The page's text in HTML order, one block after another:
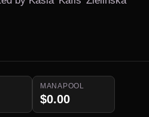
MANAPOOL
$0.00